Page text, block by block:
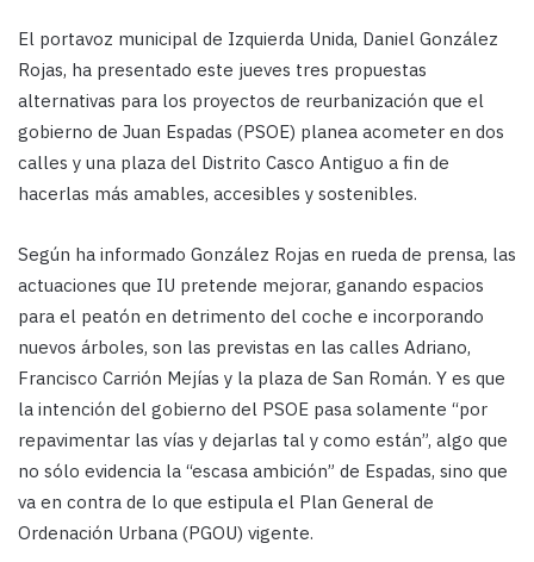
El portavoz municipal de Izquierda Unida, Daniel González
Rojas, ha presentado este jueves tres propuestas
alternativas para los proyectos de reurbanización que el
gobierno de Juan Espadas (PSOE) planea acometer en dos
calles y una plaza del Distrito Casco Antiguo a fin de
hacerlas más amables, accesibles y sostenibles.
Según ha informado González Rojas en rueda de prensa, las
actuaciones que IU pretende mejorar, ganando espacios
para el peatón en detrimento del coche e incorporando
nuevos árboles, son las previstas en las calles Adriano,
Francisco Carrión Mejías y la plaza de San Román. Y es que
la intención del gobierno del PSOE pasa solamente “por
repavimentar las vías y dejarlas tal y como están”, algo que
no sólo evidencia la “escasa ambición” de Espadas, sino que
va en contra de lo que estipula el Plan General de
Ordenación Urbana (PGOU) vigente.